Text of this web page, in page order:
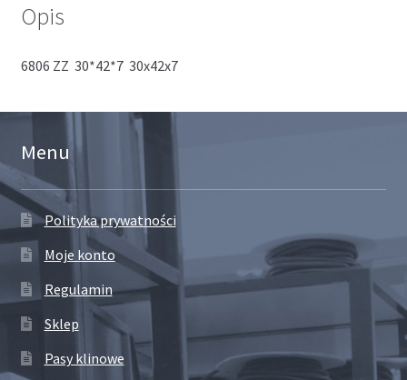
Opis
6806 ZZ 30*42*7 30x42x7
Menu
Polityka prywatności
Moje konto
Regulamin
Sklep
Pasy klinowe